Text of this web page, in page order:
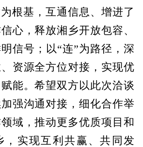
根基，互通信息、增进了
心，释放湘乡开放包容、
信号；以“连”为路径，深
资源全方位对接，实现优
能。希望双方以此次洽谈
强沟通对接，细化合作举
域，推动更多优质项目和
，实现互利共赢、共同发